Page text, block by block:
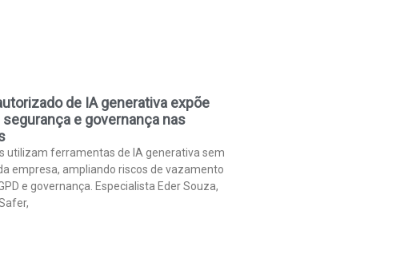
de IA generativa expõe
e governança nas
utilizam ferramentas de IA generativa sem
empresa, ampliando riscos de vazamento
e governança. Especialista Eder Souza,